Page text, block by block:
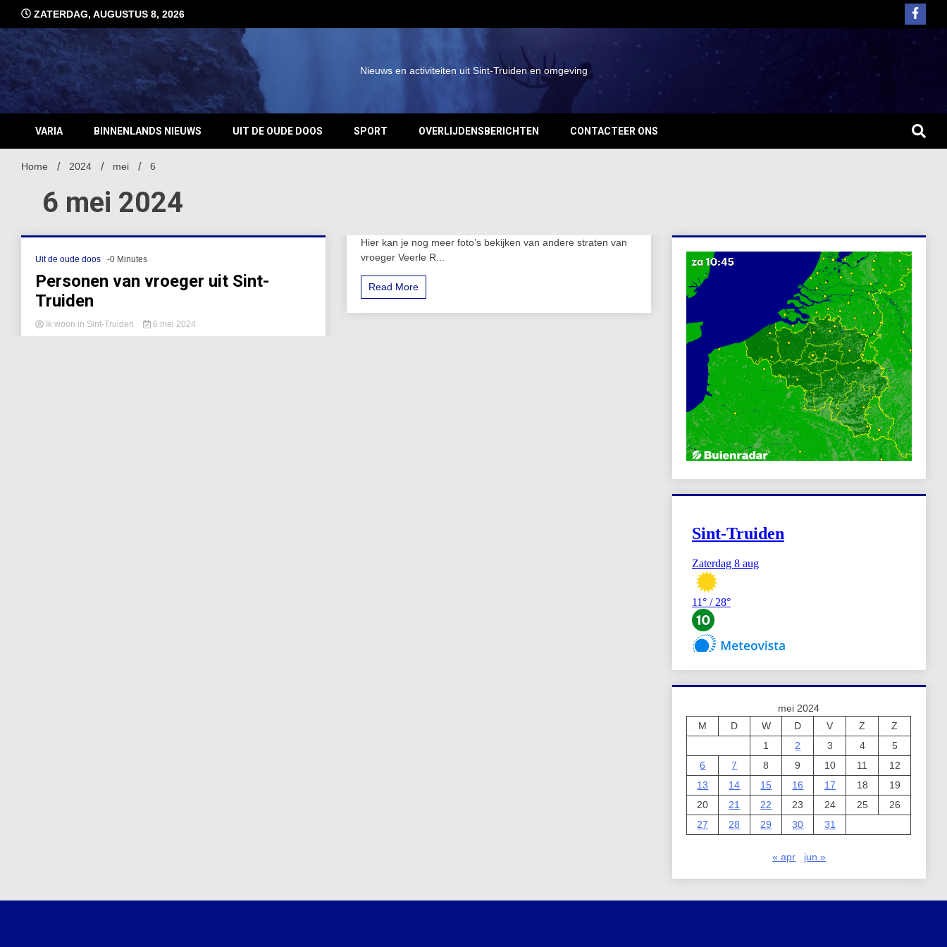
inhoud
ZATERDAG, AUGUSTUS 8, 2026
Nieuws en activiteiten uit Sint-Truiden en omgeving
VARIA BINNENLANDS NIEUWS UIT DE OUDE DOOS SPORT OVERLIJDENSBERICHTEN CONTACTEER ONS
Home 2024 mei 6
6 mei 2024
Uit de oude doos -0 Minutes
Personen van vroeger uit Sint-
Truiden
Ik woon in Sint-Truiden 6 mei 2024
Hier kan je nog meer foto’s bekijken van andere straten van
vroeger Veerle R...
Read More
mei 2024
M
D W D V Z
Z
1
2 3 4
5
6
7 8 9 10 11
12
13
14 15 16 17 18
19
20
21 22 23 24 25
26
27
28 29 30 31
« apr jun »